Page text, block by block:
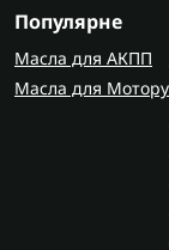
Популярне
Масла для АКПП
Масла для Мотору